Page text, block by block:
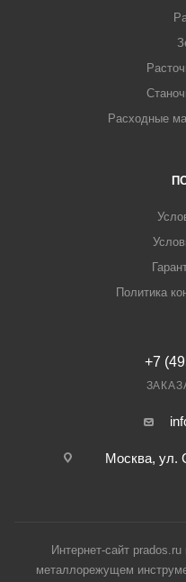
Расходные
Политика
+7
Москва, ул.
Интернет-сайт
металлорежущем